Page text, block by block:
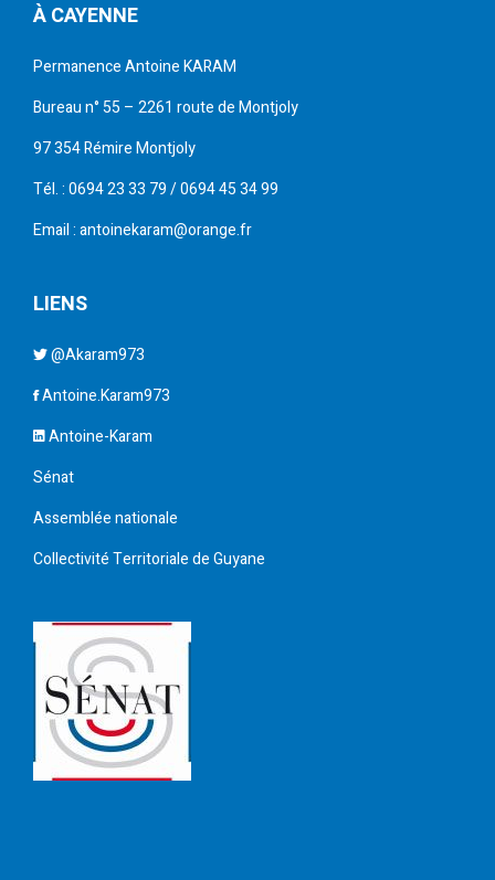
À CAYENNE
Permanence Antoine KARAM
Bureau n° 55 – 2261 route de Montjoly
97 354 Rémire Montjoly
Tél. : 0694 23 33 79 / 0694 45 34 99
Email : antoinekaram@orange.fr
LIENS
@Akaram973
Antoine.Karam973
Antoine-Karam
Sénat
Assemblée nationale
Collectivité Territoriale de Guyane